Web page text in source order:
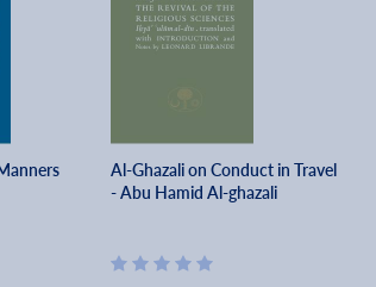
Al-Ghazali on Conduct in Travel
- Abu Hamid Al-ghazali